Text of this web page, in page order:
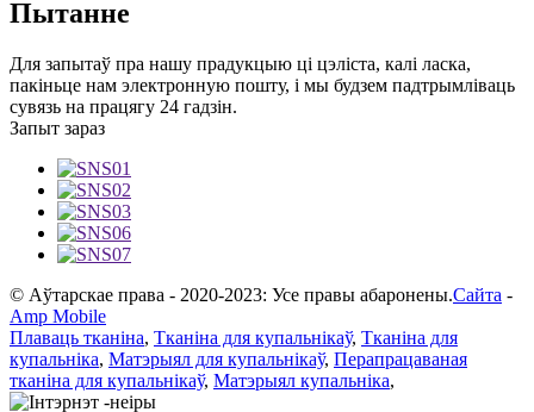
Пытанне
Для запытаў пра нашу прадукцыю ці цэліста, калі ласка,
пакіньце нам электронную пошту, і мы будзем падтрымліваць
сувязь на працягу 24 гадзін.
Запыт зараз
© Аўтарскае права - 2020-2023: Усе правы абаронены.Сайта -
Amp Mobile
Плаваць тканіна, Тканіна для купальнікаў, Тканіна для
купальніка, Матэрыял для купальнікаў, Перапрацаваная
тканіна для купальнікаў, Матэрыял купальніка,